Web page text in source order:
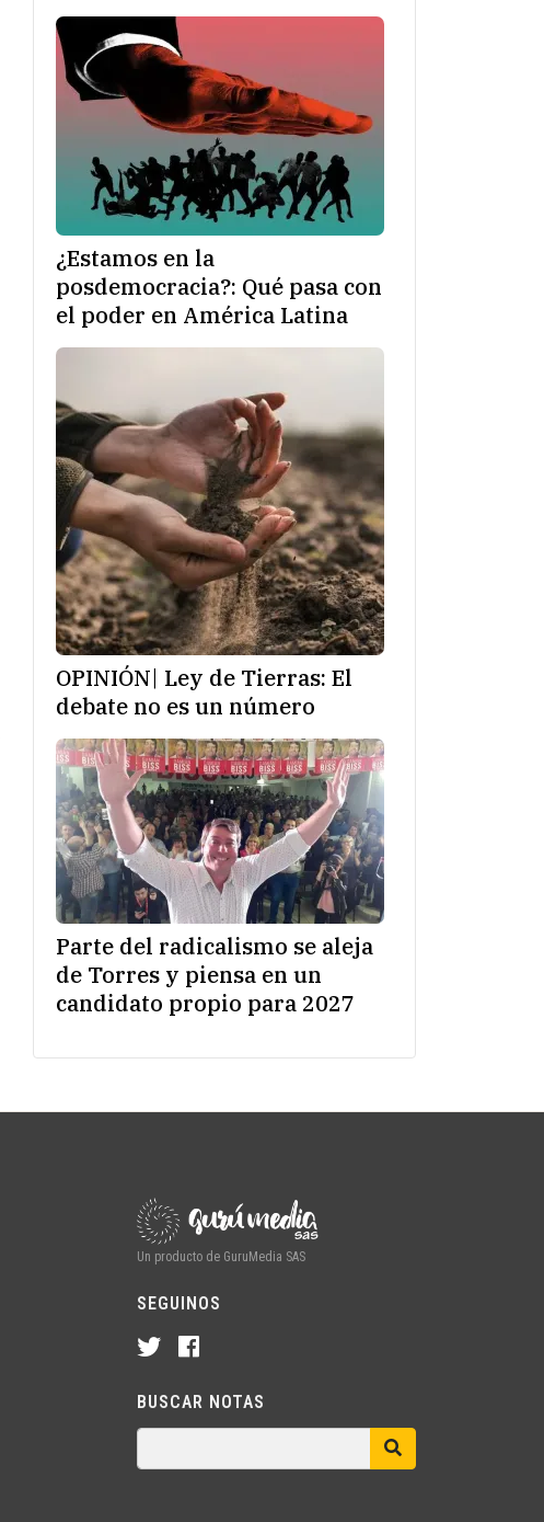
¿Estamos en la
posdemocracia?: Qué pasa con
el poder en América Latina
OPINIÓN| Ley de Tierras: El
debate no es un número
Parte del radicalismo se aleja
de Torres y piensa en un
candidato propio para 2027
Un producto de GuruMedia SAS
SEGUINOS
BUSCAR NOTAS